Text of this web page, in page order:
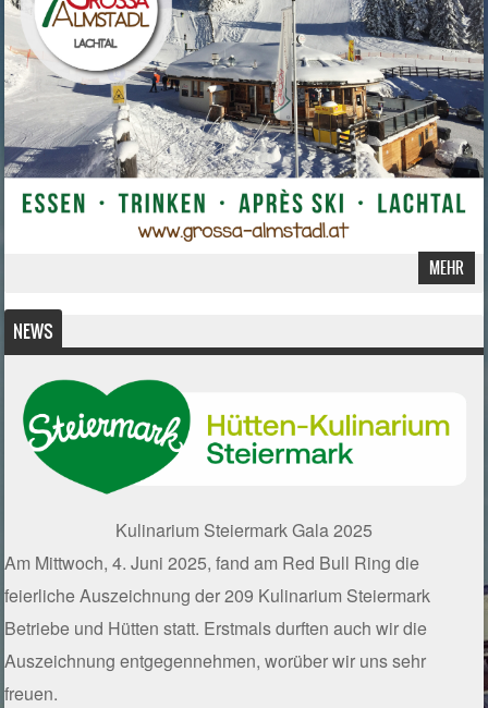
MEHR
NEWS
Kulinarium Steiermark Gala 2025
Am Mittwoch, 4. Juni 2025, fand am Red Bull Ring die
feierliche Auszeichnung der209 Kulinarium Steiermark
Betriebe und Hütten statt. Erstmals durften auch wir die
Auszeichnung entgegennehmen, worüber wir uns sehr
freuen.